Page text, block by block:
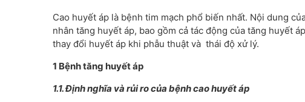
Cao huyết áp là bệnh tim mạch phổ biến nhất. Nội dung
nhân tăng huyết áp, bao gồm cả tác động của tăng huyết
thay đổi huyết áp khi phẫu thuật và thái độ xử lý.
1 Bệnh tăng huyết áp
1.1. Định nghĩa và rủi ro của bệnh cao huyết áp